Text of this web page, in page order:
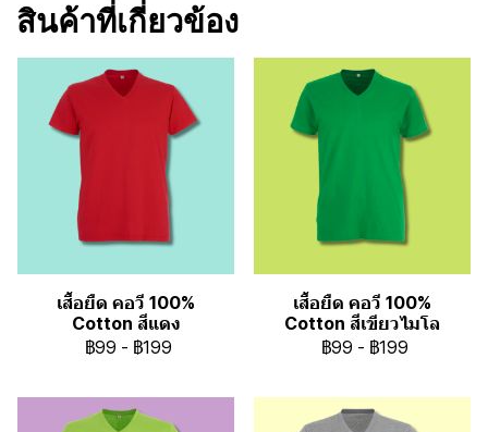
สินค้าที่เกี่ยวข้อง
เสื้อยืด คอวี 100%
Cotton สีแดง
฿99 - ฿199
เสื้อยืด คอวี 100%
Cotton สีเขียวไมโล
฿99 - ฿199